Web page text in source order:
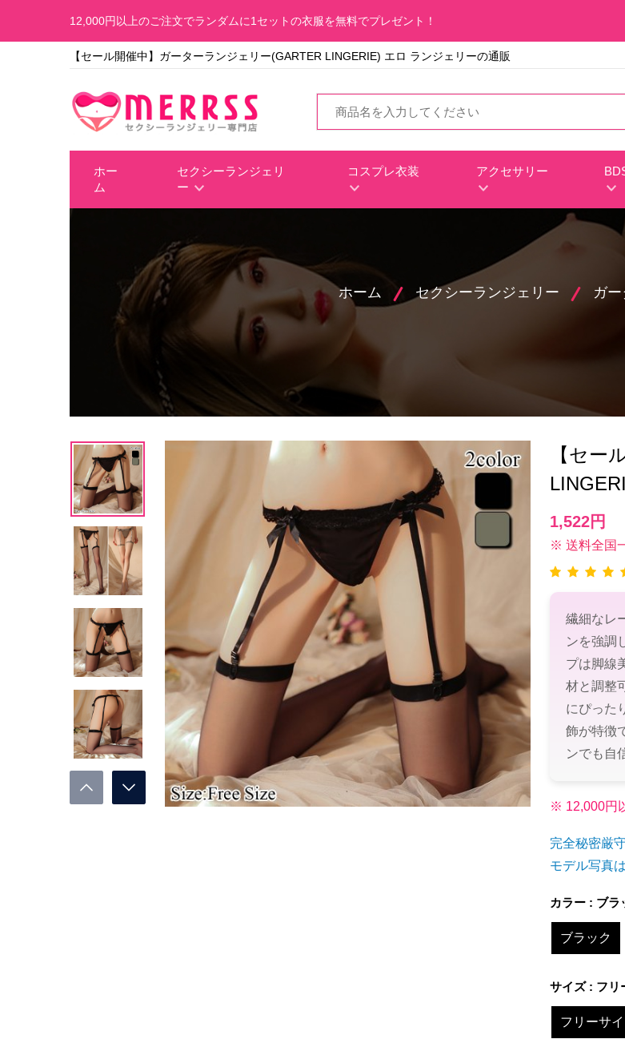
12,000円以上のご注文でランダムに1セットの衣服を無料でプレゼント！
【セール開催中】ガーターランジェリー(GARTER LINGERIE) エロ ランジェリーの通販
ホー
ム
セクシーランジェリ
ー
コスプレ衣装 アクセサリー
ホーム セクシーランジェリー ガ
【セー
1,522円
※ 送料全国
繊細なレ
ンを強調
プは脚線
材と調整
にぴった
飾が特徴
ンでも自
※ 12,000円
完全秘密厳
モデル写真
カラー : ブラ
ブラック
サイズ : フリ
フリーサ